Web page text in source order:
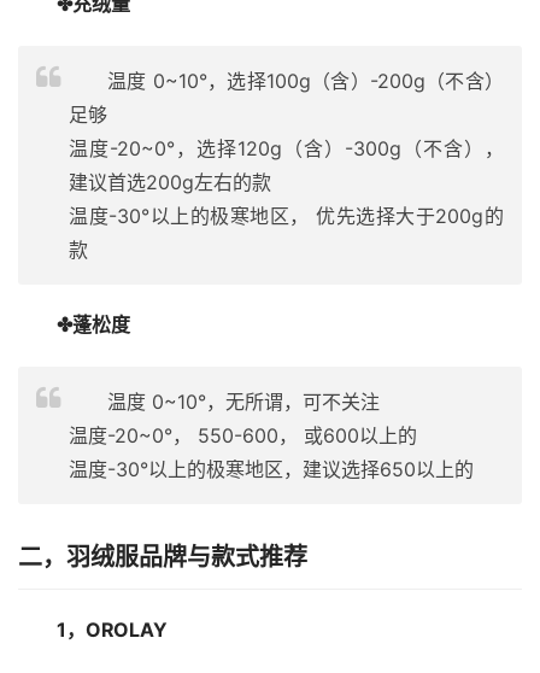
✤充绒量
温度 0~10°，选择100g（含）-200g（不含）
足够
温度-20~0°，选择120g（含）-300g（不含），
建议首选200g左右的款
温度-30°以上的极寒地区， 优先选择大于200g的
款
✤蓬松度
温度 0~10°，无所谓，可不关注
温度-20~0°， 550-600， 或600以上的
温度-30°以上的极寒地区，建议选择650以上的
二，羽绒服品牌与款式推荐
1，OROLAY